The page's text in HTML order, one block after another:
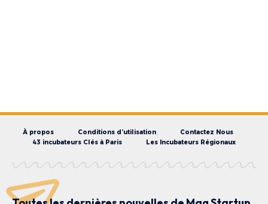
À propos Conditions d’utilisation
Contactez Nous
43 incubateurs Clés à Paris
Les Incubateurs Régionaux